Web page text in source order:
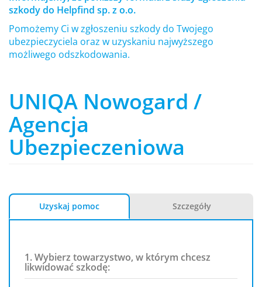
szkody do Helpfind sp. z o.o.
Pomożemy Ci w zgłoszeniu szkody do Twojego
ubezpieczyciela oraz w uzyskaniu najwyższego
możliwego odszkodowania.
UNIQA Nowogard /
Agencja
Ubezpieczeniowa
Uzyskaj pomoc Szczegóły
1. Wybierz towarzystwo, w którym chcesz
likwidować szkodę: